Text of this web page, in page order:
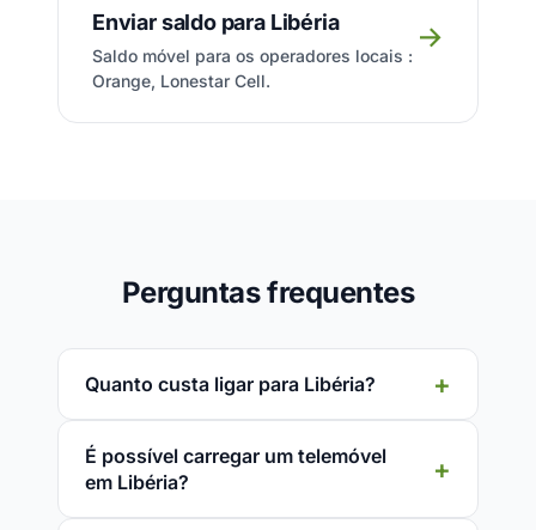
Enviar saldo para Libéria
Saldo móvel para os operadores locais :
Orange, Lonestar Cell.
→
Perguntas frequentes
Quanto custa ligar para Libéria?
É possível carregar um telemóvel
em Libéria?